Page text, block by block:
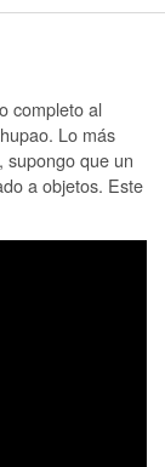
completo al
Lo más
supongo que un
a objetos. Este